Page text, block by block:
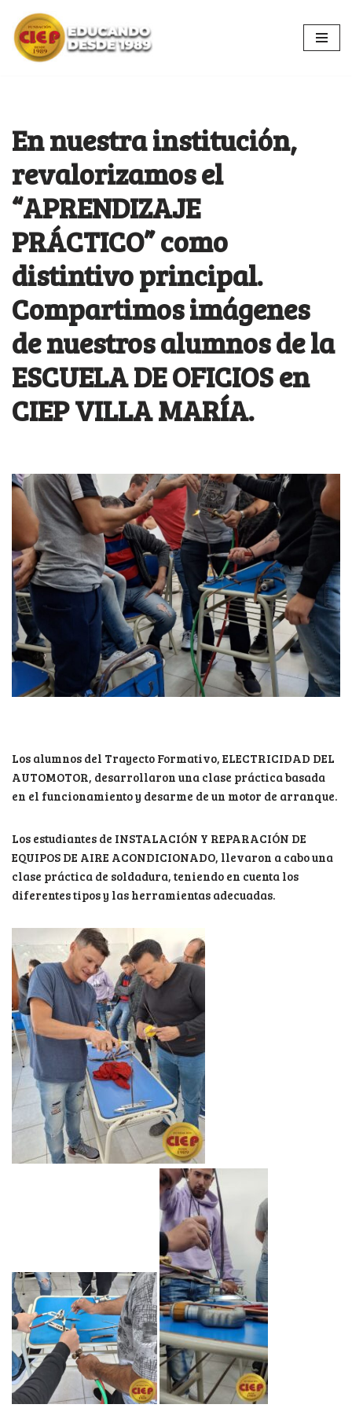
Ir
al
En nuestra institución,
revalorizamos el
“APRENDIZAJE
PRÁCTICO” como
distintivo principal.
Compartimos imágenes
de nuestros alumnos de la
ESCUELA DE OFICIOS en
CIEP VILLA MARÍA.
Los alumnos del Trayecto Formativo, ELECTRICIDAD DEL
AUTOMOTOR, desarrollaron una clase práctica basada
en el funcionamiento y desarme de un motor de arranque.
Los estudiantes de INSTALACIÓN Y REPARACIÓN DE
EQUIPOS DE AIRE ACONDICIONADO, llevaron a cabo una
clase práctica de soldadura, teniendo en cuenta los
diferentes tipos y las herramientas adecuadas.